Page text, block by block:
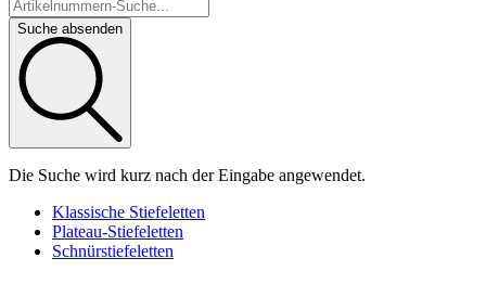
Suche absenden
Die Suche wird kurz nach der Eingabe angewendet.
Klassische Stiefeletten
Plateau-Stiefeletten
Schnürstiefeletten